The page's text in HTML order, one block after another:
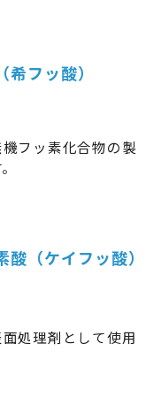
フッ酸）
フッ素化合物の製
（ケイフッ酸）
処理剤として使用